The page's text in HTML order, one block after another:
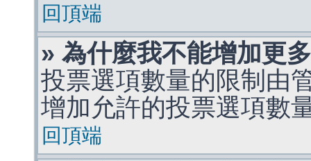
回頂端
» 為什麼我不能增加更
投票選項數量的限制由
增加允許的投票選項數
回頂端